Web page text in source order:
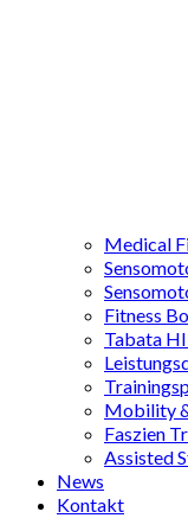
Medical
Fitness
Tabata
Mobility
Faszien
Assisted
News
Kontakt